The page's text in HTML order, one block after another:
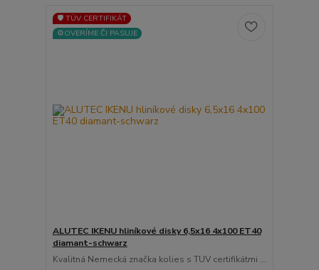
🛡️ TÜV CERTIFIKÁT
⚙️OVERÍME ČI PASUJE
ALUTEC IKENU hliníkové disky 6,5x16 4x100 ET40
diamant-schwarz
Kvalitná Nemecká značka kolies s TUV certifikátmi ...